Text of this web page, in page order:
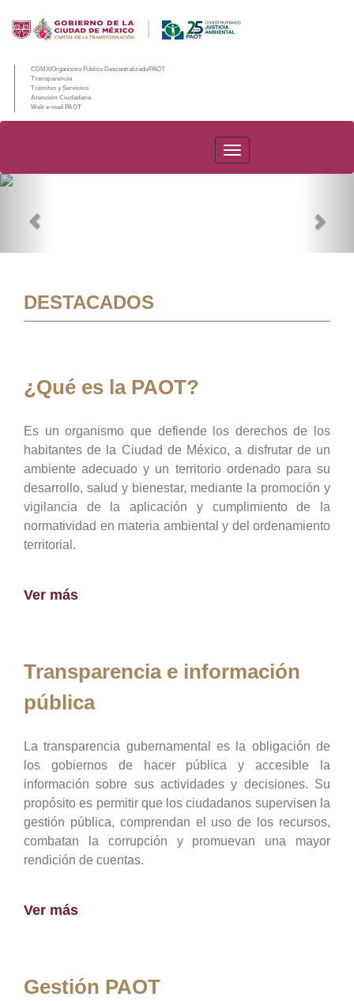
CDMX/Organismo Público Descentralizado/PAOT
Transparencia
Trámites y Servicios
Atención Ciudadana
Web e-mail PAOT
PAOT
DESTACADOS
¿Qué es la PAOT?
Es un organismo que defiende los derechos de los
habitantes de la Ciudad de México, a disfrutar de un
ambiente adecuado y un territorio ordenado para su
desarrollo, salud y bienestar, mediante la promoción y
vigilancia de la aplicación y cumplimiento de la
normatividad en materia ambiental y del ordenamiento
territorial.
Ver más
Transparencia e información
pública
La transparencia gubernamental es la obligación de
los gobiernos de hacer pública y accesible la
información sobre sus actividades y decisiones. Su
propósito es permitir que los ciudadanos supervisen la
gestión pública, comprendan el uso de los recursos,
combatan la corrupción y promuevan una mayor
rendición de cuentas.
Ver más
Gestión PAOT